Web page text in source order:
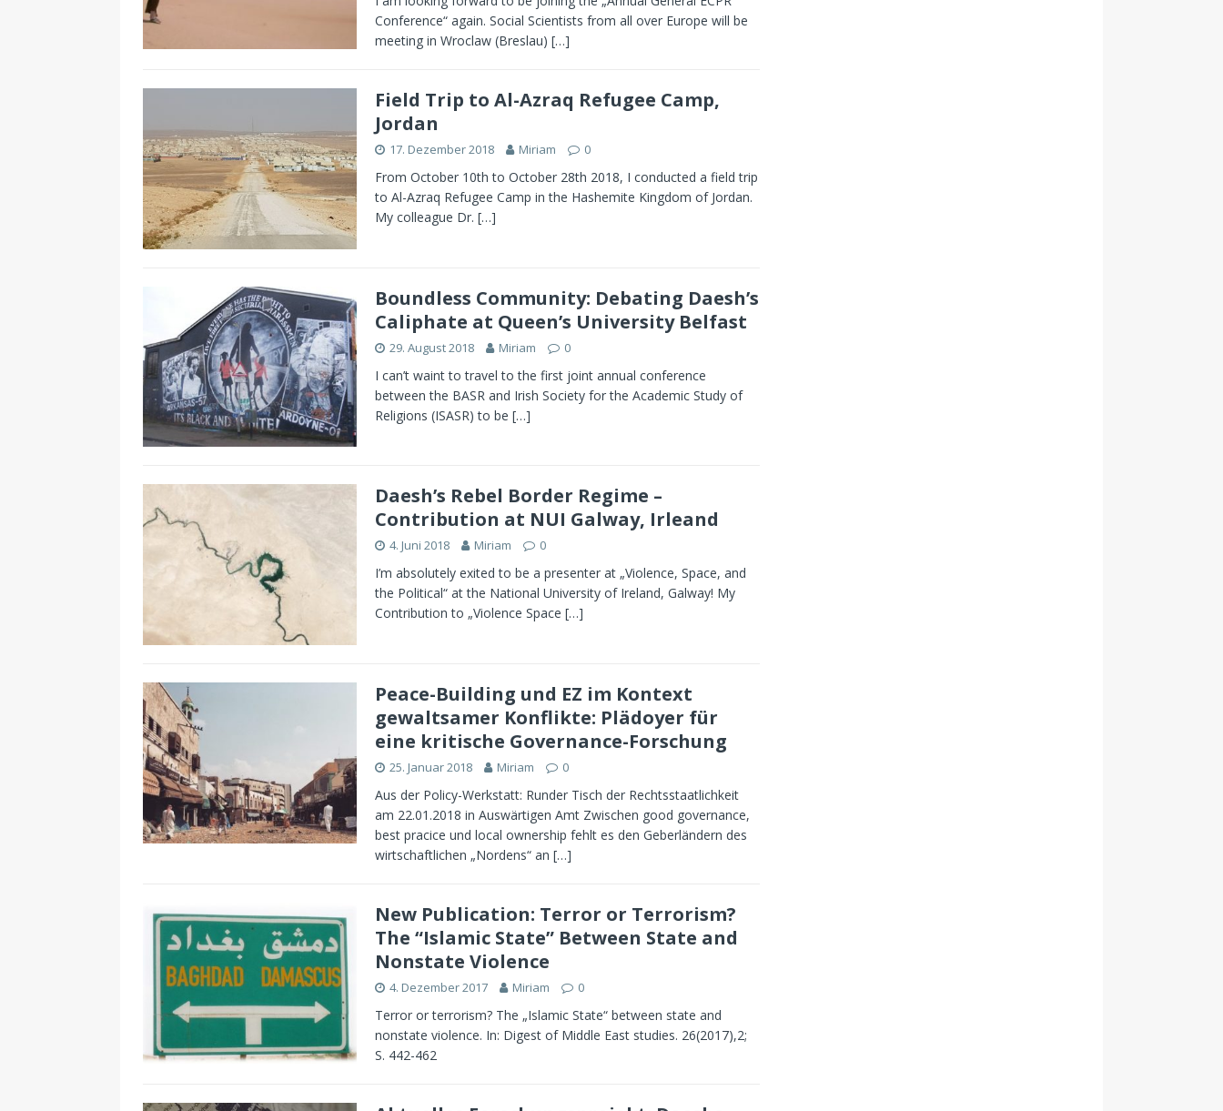
Conference“ again. Social Scientists from all over Europe will be
meeting in Wroclaw (Breslau) […]
Field Trip to Al-Azraq Refugee Camp,
Jordan
17. Dezember 2018 Miriam 0
From October 10th to October 28th 2018, I conducted a field trip
to Al-Azraq Refugee Camp in the Hashemite Kingdom of Jordan.
My colleague Dr. […]
Boundless Community: Debating Daesh’s
Caliphate at Queen’s University Belfast
29. August 2018 Miriam 0
I can’t waint to travel to the first joint annual conference
between the BASR and Irish Society for the Academic Study of
Religions (ISASR) to be […]
Daesh’s Rebel Border Regime –
Contribution at NUI Galway, Irleand
4. Juni 2018 Miriam 0
I’m absolutely exited to be a presenter at „Violence, Space, and
the Political“ at the National University of Ireland, Galway! My
Contribution to „Violence Space […]
Peace-Building und EZ im Kontext
gewaltsamer Konflikte: Plädoyer für
eine kritische Governance-Forschung
25. Januar 2018 Miriam 0
Aus der Policy-Werkstatt: Runder Tisch der Rechtsstaatlichkeit
am 22.01.2018 in Auswärtigen Amt Zwischen good governance,
best pracice und local ownership fehlt es den Geberländern des
wirtschaftlichen „Nordens“ an […]
New Publication: Terror or Terrorism?
The “Islamic State” Between State and
Nonstate Violence
4. Dezember 2017 Miriam 0
Terror or terrorism? The „Islamic State“ between state and
nonstate violence. In: Digest of Middle East studies. 26(2017),2;
S. 442-462